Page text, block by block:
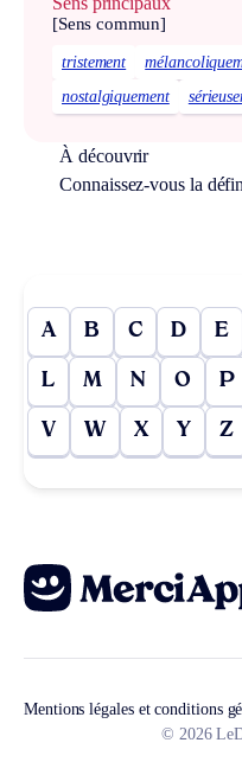
[Sens commun]
tristement
nostalgiquement
À découvrir
Connaissez-vous la
A B C D E
L M N O P
V W X Y Z
Mentions légales et conditions
© 2026